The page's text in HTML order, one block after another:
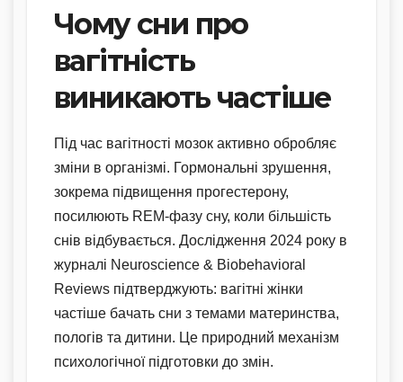
Чому сни про
вагітність
виникають частіше
Під час вагітності мозок активно обробляє
зміни в організмі. Гормональні зрушення,
зокрема підвищення прогестерону,
посилюють REM-фазу сну, коли більшість
снів відбувається. Дослідження 2024 року в
журналі Neuroscience & Biobehavioral
Reviews підтверджують: вагітні жінки
частіше бачать сни з темами материнства,
пологів та дитини. Це природний механізм
психологічної підготовки до змін.